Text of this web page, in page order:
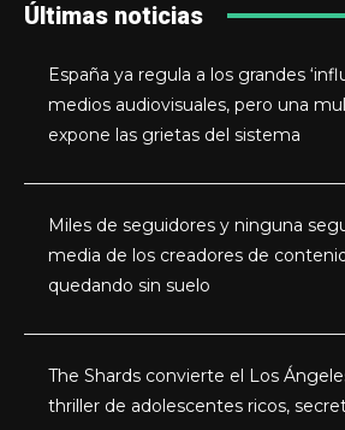
Últimas noticias
España ya regula a los grandes
medios audiovisuales, pero una
expone las grietas del sistema
Miles de seguidores y ninguna
media de los creadores de
quedando sin suelo
The Shards convierte el Los
thriller de adolescentes ricos,